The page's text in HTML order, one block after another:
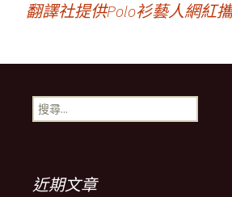
章
導
覽
翻譯社提供Polo衫藝人網紅
搜
尋
近期文章